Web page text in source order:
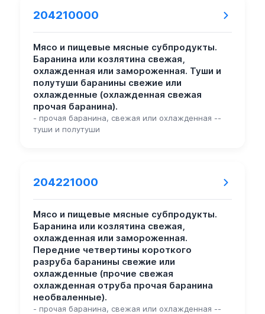
204210000
Мясо и пищевые мясные субпродукты.
Баранина или козлятина свежая,
охлажденная или замороженная. Туши и
полутуши баранины свежие или
охлажденные (охлажденная свежая
прочая баранина).
- прочая баранина, свежая или охлажденная --
туши и полутуши
204221000
Мясо и пищевые мясные субпродукты.
Баранина или козлятина свежая,
охлажденная или замороженная.
Передние четвертины короткого
разруба баранины свежие или
охлажденные (прочие свежая
охлажденная отруба прочая баранина
необваленные).
- прочая баранина, свежая или охлажденная --